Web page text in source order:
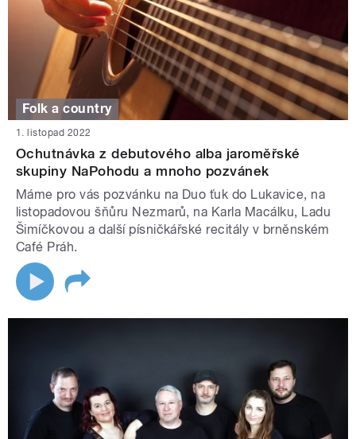
Folk a country
1. listopad 2022
Ochutnávka z debutového alba jaroměřské
skupiny NaPohodu a mnoho pozvánek
Máme pro vás pozvánku na Duo ťuk do Lukavice, na
listopadovou šňůru Nezmarů, na Karla Macálku, Ladu
Šimíčkovou a další písničkářské recitály v brněnském
Café Práh.